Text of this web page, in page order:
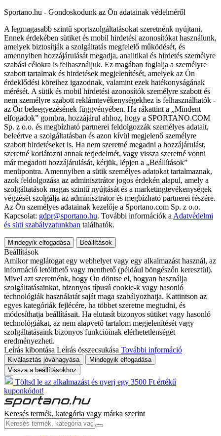
Sportano.hu - Gondoskodunk az Ön adatainak védelméről
A legmagasabb szintű sportszolgáltatásokat szeretnénk nyújtani.
Ennek érdekében sütiket és mobil hirdetési azonosítókat használunk,
amelyek biztosítják a szolgáltatás megfelelő működését, és
amennyiben hozzájárulását megadja, analitikai és hirdetés személyre
szabási célokra is felhasználjuk. Ez magában foglalja a személyre
szabott tartalmak és hirdetések megjelenítését, amelyek az Ön
érdeklődési köreihez igazodnak, valamint ezek hatékonyságának
mérését. A sütik és mobil hirdetési azonosítók személyre szabott és
nem személyre szabott reklámtevékenységekhez is felhasználhatók -
az Ön beleegyezésének függvényében. Ha rákattint a „Mindent
elfogadok” gombra, hozzájárul ahhoz, hogy a SPORTANO.COM
Sp. z o.o. és megbízható partnerei feldolgozzák személyes adatait,
beleértve a szolgáltatásban és azon kívül megjelenő személyre
szabott hirdetéseket is. Ha nem szeretné megadni a hozzájárulást,
szeretné korlátozni annak terjedelmét, vagy vissza szeretné vonni
már megadott hozzájárulását, kérjük, lépjen a „Beállítások”
menüpontra. Amennyiben a sütik személyes adatokat tartalmaznak,
azok feldolgozása az adminisztrátor jogos érdekén alapul, amely a
szolgáltatások magas szintű nyújtását és a marketingtevékenységek
végzését szolgálja az adminisztrátor és megbízható partnerei részére.
Az Ön személyes adatainak kezelője a Sportano.com Sp. z o.o.
Kapcsolat: gdpr@sportano.hu. További információk a Adatvédelmi
és süti szabályzatunkban találhatók.
Mindegyik elfogadása Beállítások
Beállítások
Amikor meglátogat egy webhelyet vagy egy alkalmazást használ, az
információ letölthető vagy menthető (például böngészőn keresztül).
Mivel azt szeretnénk, hogy Ön döntse el, hogyan használja
szolgáltatásainkat, bizonyos típusú cookie-k vagy hasonló
technológiák használatát saját maga szabályozhatja. Kattintson az
egyes kategóriák fejlécére, ha többet szeretne megtudni, és
módosíthatja beállításait. Ha elutasít bizonyos sütiket vagy hasonló
technológiákat, az nem alapvető tartalom megjelenítését vagy
szolgáltatásaink bizonyos funkcióinak elérhetetlenségét
eredményezheti.
Leírás kibontása Leírás összecsukása További információ
Kiválasztás jóváhagyása
Mindegyik elfogadása
Vissza a beállításokhoz
Töltsd le az alkalmazást és nyerj egy 3500 Ft értékű
kuponkódot!
Keresés termék, kategória vagy márka szerint